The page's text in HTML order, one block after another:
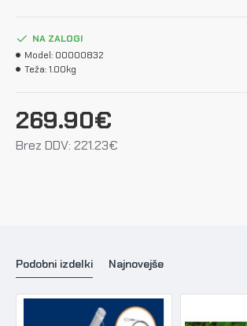
269.90€
Brez DDV: 221.23€
NA ZALOGI
Model: 00000832
Teža:1.00kg
Podobni izdelki Najnovejše